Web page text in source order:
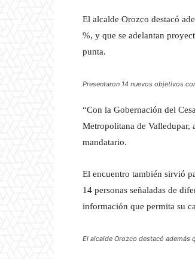
El alcalde Orozco destacó
%, y que se adelantan
punta.
Presentaron 14 nuevos objetivos
“Con la Gobernación del
Metropolitana de Valledupar,
mandatario.
El encuentro también sirvió
14 personas señaladas de
información que permita su
El alcalde Orozco destacó además